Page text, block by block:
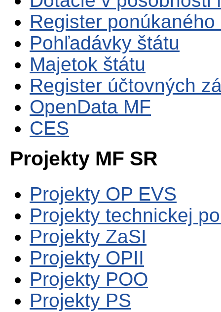
Register
Pohľadávky štátu
Majetok štátu
Register účtovných
OpenData MF
CES
Projekty MF SR
Projekty OP EVS
Projekty technickej
Projekty ZaSI
Projekty OPII
Projekty POO
Projekty PS